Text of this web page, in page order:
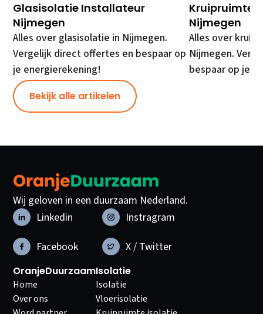
Glasisolatie Installateur
Nijmegen
Alles over glasisolatie in Nijmegen.
Vergelijk direct offertes en bespaar op
je energierekening!
Kruipruimte
Nijmegen
Alles over
Nijmegen.
bespaar op je
Bekijk alle artikelen
Wij geloven in een duurzaam Nederland.
Linkedin
Instragram
Facebook
X / Twitter
OranjeDuurzaam
Home
Over ons
Isolatie
Isolatie
Vloerisolatie